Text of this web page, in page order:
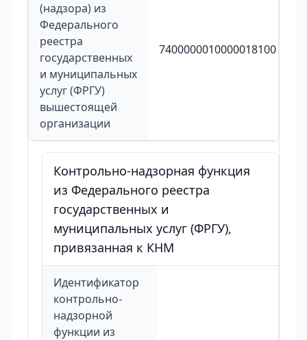
(надзора) из
Федерального
реестра
государственных
и муниципальных
услуг (ФРГУ)
вышестоящей
организации
7400000010000018100
Контрольно-надзорная функция
из Федерального реестра
государственных и
муниципальных услуг (ФРГУ),
привязанная к КНМ
Идентификатор
контрольно-
надзорной
функции из